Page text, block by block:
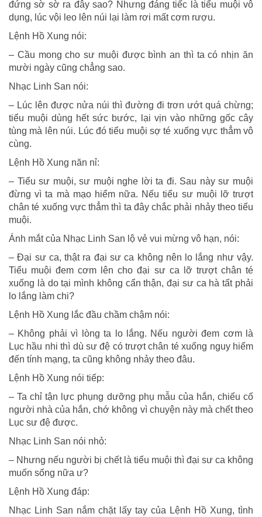
đứng sờ sờ ra đây sao? Nhưng đáng tiếc là tiểu muội vô
dụng, lúc vội leo lên núi lại làm rơi mất cơm rượu.
Lệnh Hồ Xung nói:
– Cầu mong cho sư muội được bình an thì ta có nhịn ăn
mười ngày cũng chẳng sao.
Nhạc Linh San nói:
– Lúc lên được nửa núi thì đường đi trơn ướt quá chừng;
tiểu muội dùng hết sức bước, lại vịn vào những gốc cây
tùng mà lên núi. Lúc đó tiểu muội sợ té xuống vực thẳm vô
cùng.
Lệnh Hồ Xung năn nỉ:
– Tiểu sư muội, sư muội nghe lời ta đi. Sau này sư muội
đừng vì ta mà mạo hiểm nữa. Nếu tiểu sư muội lỡ trượt
chân té xuống vực thẳm thì ta đây chắc phải nhảy theo tiểu
muội.
Ánh mắt của Nhạc Linh San lộ vẻ vui mừng vô hạn, nói:
– Đại sư ca, thật ra đại sư ca không nên lo lắng như vậy.
Tiểu muội đem cơm lên cho đại sư ca lỡ trượt chân té
xuống là do tại mình không cẩn thận, đại sư ca hà tất phải
lo lắng làm chi?
Lệnh Hồ Xung lắc đầu chầm chậm nói:
– Không phải vì lòng ta lo lắng. Nếu người đem cơm là
Lục hầu nhi thì dù sư đệ có trượt chân té xuống nguy hiểm
đến tính mạng, ta cũng không nhảy theo đâu.
Lệnh Hồ Xung nói tiếp:
– Ta chỉ tận lực phụng dưỡng phụ mẫu của hắn, chiếu cố
người nhà của hắn, chớ không vì chuyện này mà chết theo
Lục sư đệ được.
Nhạc Linh San nói nhỏ:
– Nhưng nếu người bị chết là tiểu muội thì đại sư ca không
muốn sống nữa ư?
Lệnh Hồ Xung đáp:
Nhạc Linh San nắm chặt lấy tay của Lệnh Hồ Xung, tình